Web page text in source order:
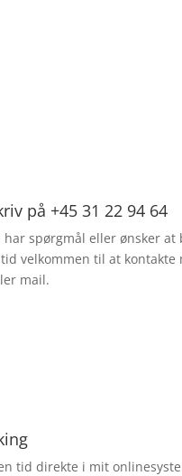
på +45 31 22 94 64
har spørgmål eller ønsker at
velkommen til at kontakte
mail.
tid direkte i mit